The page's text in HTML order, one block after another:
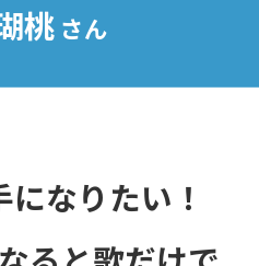
桃 さん
なりたい！